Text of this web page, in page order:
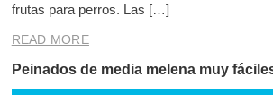
frutas para perros. Las […]
READ MORE
Peinados de media melena muy